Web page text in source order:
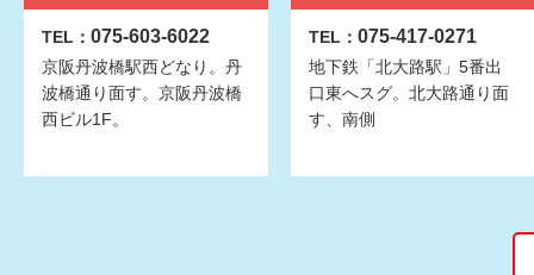
TEL： 075-603-6022
京阪丹波橋駅西どなり。丹
波橋通り面す。京阪丹波橋
西ビル1F。
TEL： 075-417-0271
地下鉄「北大路駅」5番出
口東へスグ。北大路通り面
す、南側